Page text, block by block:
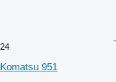
24
Komatsu 951